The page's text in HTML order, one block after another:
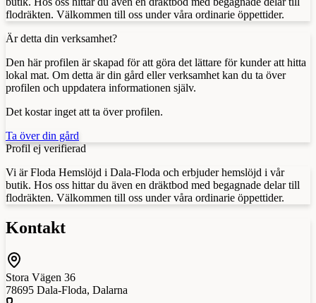
flodräkten. Välkommen till oss under våra ordinarie öppettider.
Är detta din verksamhet?
Den här profilen är skapad för att göra det lättare för kunder att hitta
lokal mat. Om detta är din gård eller verksamhet kan du ta över
profilen och uppdatera informationen själv.
Det kostar inget att ta över profilen.
Ta över din gård
Profil ej verifierad
Vi är Floda Hemslöjd i Dala-Floda och erbjuder hemslöjd i vår
butik. Hos oss hittar du även en dräktbod med begagnade delar till
flodräkten. Välkommen till oss under våra ordinarie öppettider.
Kontakt
Stora Vägen 36
78695 Dala-Floda, Dalarna